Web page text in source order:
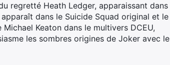
regretté Heath Ledger, apparaissant dans
dans le Suicide Squad original et le
Keaton dans le multivers DCEU,
les sombres origines de Joker avec le